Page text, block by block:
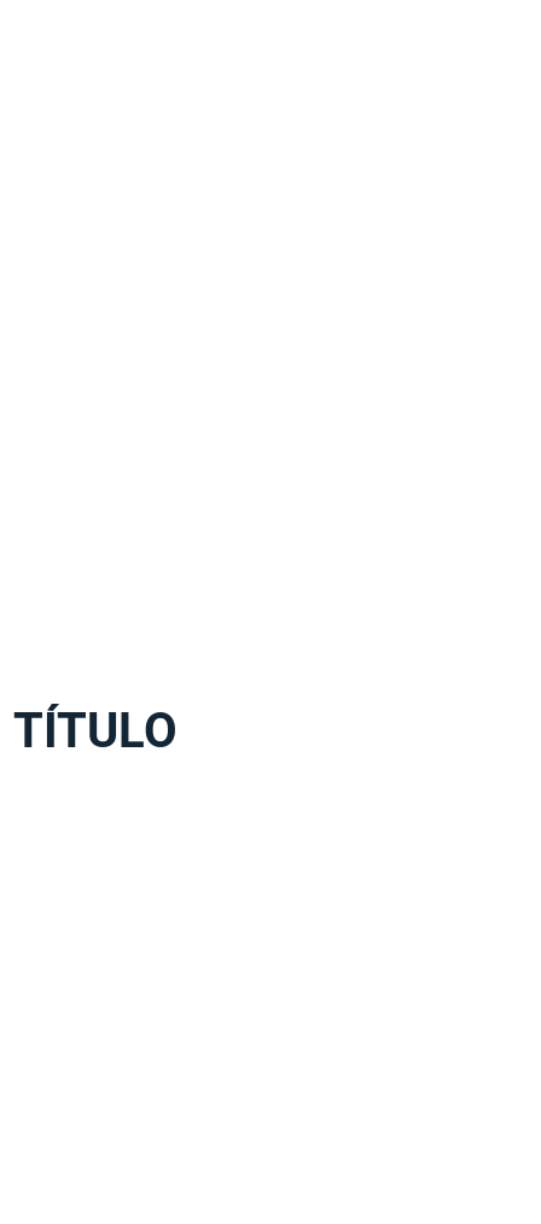
TÍTULO